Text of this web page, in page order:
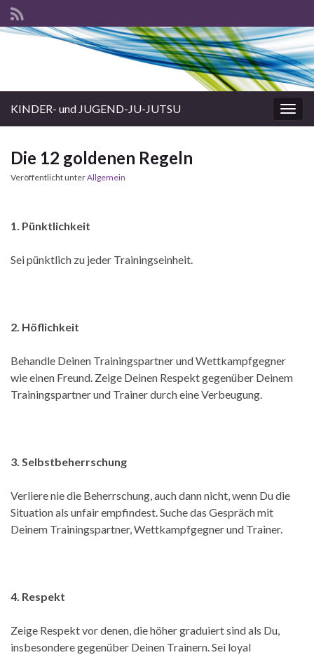
KINDER- und JUGEND-JU-JUTSU
Die 12 goldenen Regeln
Veröffentlicht unterAllgemein
1. Pünktlichkeit
Sei pünktlich zu jeder Trainingseinheit.
2. Höflichkeit
Behandle Deinen Trainingspartner und Wettkampfgegner
wie einen Freund. Zeige Deinen Respekt gegenüber Deinem
Trainingspartner und Trainer durch eine Verbeugung.
3. Selbstbeherrschung
Verliere nie die Beherrschung, auch dann nicht, wenn Du die
Situation als unfair empfindest. Suche das Gespräch mit
Deinem Trainingspartner, Wettkampfgegner und Trainer.
4. Respekt
Zeige Respekt vor denen, die höher graduiert sind als Du,
insbesondere gegenüber Deinen Trainern. Sei loyal